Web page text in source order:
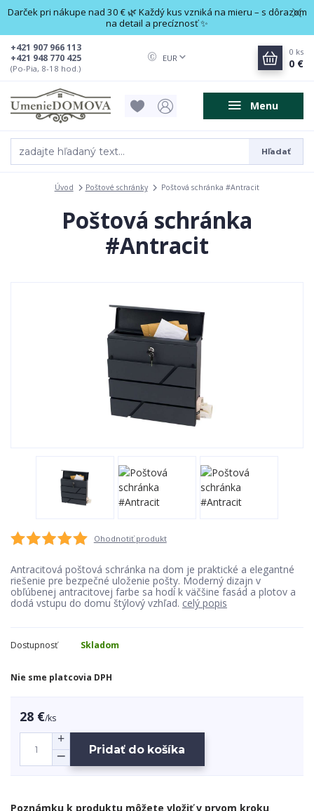
Darček pri nákupe nad 30 € 🌿 Každý kus vzniká na mieru – s dôrazom
na detail a precíznosť ✨
Menu
EUR
Hľadať
+421 948 770 425
+421 907 966 113
(Po-Pia, 8-18 hod.)
0 ks
0 €
Úvod Poštové schránky Poštová schránka #Antracit
Poštová schránka
#Antracit
Ohodnotiť produkt
Antracitová poštová schránka na dom je praktické a elegantné
riešenie pre bezpečné uloženie pošty. Moderný dizajn v
obľúbenej antracitovej farbe sa hodí k väčšine fasád a plotov a
dodá vstupu do domu štýlový vzhľad. celý popis
Dostupnosť Skladom
Nie sme platcovia DPH
28 €/ks
Pridať do košíka